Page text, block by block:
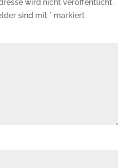
wird nicht veröffentlicht.
sind mit * markiert